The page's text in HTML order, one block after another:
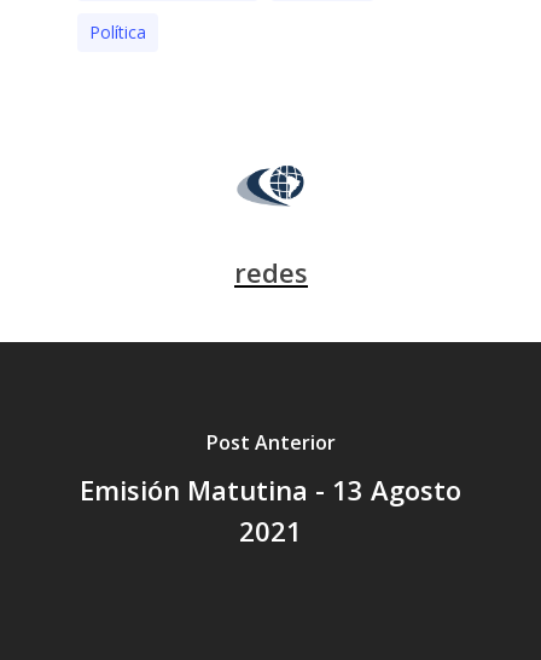
Polí­tica
redes
Post Anterior
Emisión Matutina - 13 Agosto
2021